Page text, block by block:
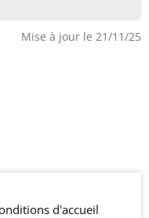
Mise à jour le 21/11/25
d'accueil